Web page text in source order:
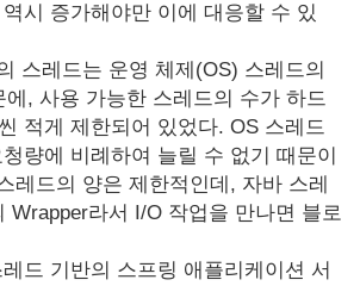
시 증가해야만 이에 대응할 수 있
스레드는 운영 체제(OS) 스레드의
에, 사용 가능한 스레드의 수가 하드
적게 제한되어 있었다. OS 스레드
량에 비례하여 늘릴 수 없기 때문이
레드의 양은 제한적인데, 자바 스레
Wrapper라서 I/O 작업을 만나면 블로
드 기반의 스프링 애플리케이션 서